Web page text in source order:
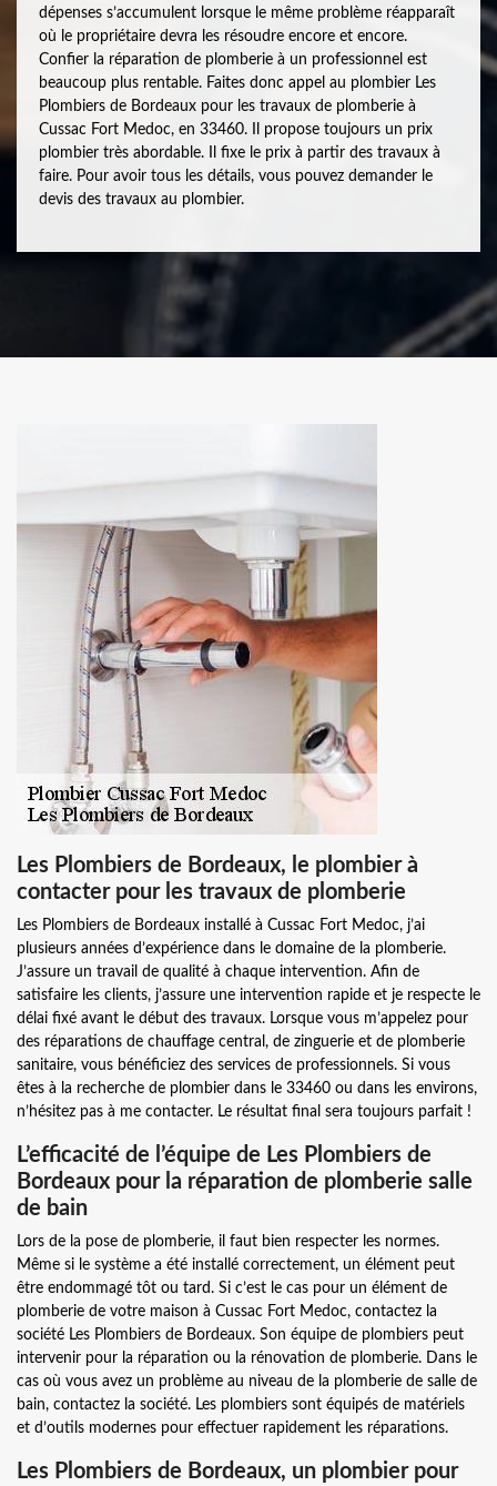
dépenses s’accumulent lorsque le même problème réapparaît
où le propriétaire devra les résoudre encore et encore.
Confier la réparation de plomberie à un professionnel est
beaucoup plus rentable. Faites donc appel au plombier Les
Plombiers de Bordeaux pour les travaux de plomberie à
Cussac Fort Medoc, en 33460. Il propose toujours un prix
plombier très abordable. Il fixe le prix à partir des travaux à
faire. Pour avoir tous les détails, vous pouvez demander le
devis des travaux au plombier.
Les Plombiers de Bordeaux, le plombier à
contacter pour les travaux de plomberie
Les Plombiers de Bordeaux installé à Cussac Fort Medoc, j’ai
plusieurs années d’expérience dans le domaine de la plomberie.
J’assure un travail de qualité à chaque intervention. Afin de
satisfaire les clients, j’assure une intervention rapide et je respecte le
délai fixé avant le début des travaux. Lorsque vous m’appelez pour
des réparations de chauffage central, de zinguerie et de plomberie
sanitaire, vous bénéficiez des services de professionnels. Si vous
êtes à la recherche de plombier dans le 33460 ou dans les environs,
n’hésitez pas à me contacter. Le résultat final sera toujours parfait !
L’efficacité de l’équipe de Les Plombiers de
Bordeaux pour la réparation de plomberie salle
de bain
Lors de la pose de plomberie, il faut bien respecter les normes.
Même si le système a été installé correctement, un élément peut
être endommagé tôt ou tard. Si c’est le cas pour un élément de
plomberie de votre maison à Cussac Fort Medoc, contactez la
société Les Plombiers de Bordeaux. Son équipe de plombiers peut
intervenir pour la réparation ou la rénovation de plomberie. Dans le
cas où vous avez un problème au niveau de la plomberie de salle de
bain, contactez la société. Les plombiers sont équipés de matériels
et d’outils modernes pour effectuer rapidement les réparations.
Les Plombiers de Bordeaux, un plombier pour